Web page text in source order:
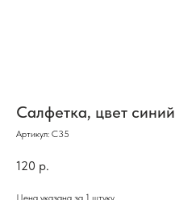
Салфетка, цвет синий
Артикул: С35
120 р.
Цена указана за 1 штуку